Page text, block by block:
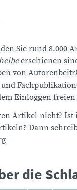
Sie rund 8.000
erschienen
von
Einloggen
Artikel nicht?
Dann
die